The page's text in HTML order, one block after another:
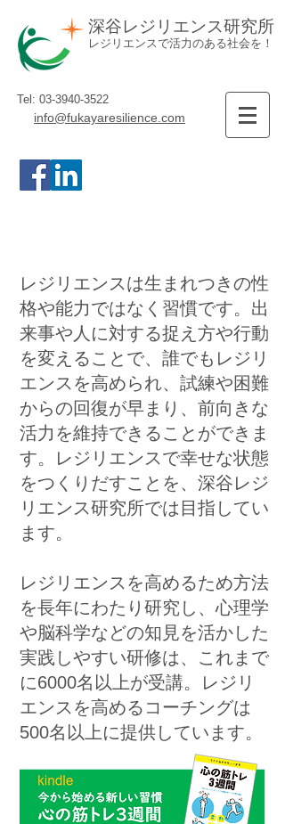
深谷レジリエンス研究所
レジリエンスで活力のある社会を！
Tel: 03-3940-3522
info@fukayaresilience.com
レジリエンスは生まれつきの性
格や能力ではなく習慣です。 出
来事や人 に対する捉え方や行動
を変えることで、誰でもレジリ
エンスを高められ、試練や困難
からの回復が早まり、前向きな
活力を維持できることができま
す。レジリエンスで幸せな状態
をつくりだすことを、深谷レジ
リエンス研究所では目指してい
ます。
レジリエンスを高めるため方法
を長年にわたり研究し、心理学
や脳科学などの知見を活かした
実践しやすい研修は、これまで
に6000名以上が受講。レジリ
エンスを高めるコーチングは
500名以上に提供しています。